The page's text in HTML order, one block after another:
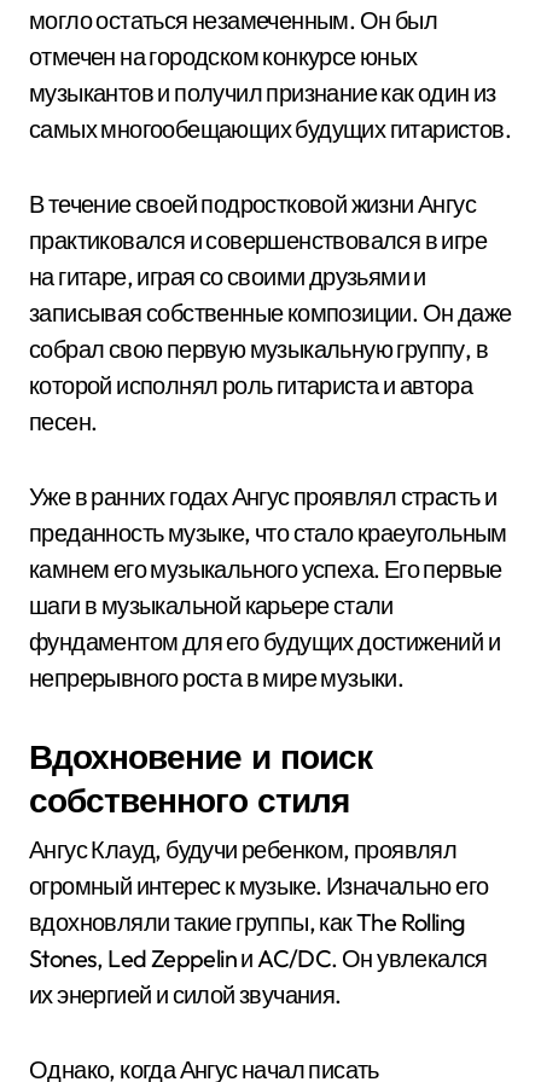
могло остаться незамеченным. Он был
отмечен на городском конкурсе юных
музыкантов и получил признание как один из
самых многообещающих будущих гитаристов.
В течение своей подростковой жизни Ангус
практиковался и совершенствовался в игре
на гитаре, играя со своими друзьями и
записывая собственные композиции. Он даже
собрал свою первую музыкальную группу, в
которой исполнял роль гитариста и автора
песен.
Уже в ранних годах Ангус проявлял страсть и
преданность музыке, что стало краеугольным
камнем его музыкального успеха. Его первые
шаги в музыкальной карьере стали
фундаментом для его будущих достижений и
непрерывного роста в мире музыки.
Вдохновение и поиск
собственного стиля
Ангус Клауд, будучи ребенком, проявлял
огромный интерес к музыке. Изначально его
вдохновляли такие группы, как The Rolling
Stones, Led Zeppelin и AC/DC. Он увлекался
их энергией и силой звучания.
Однако, когда Ангус начал писать